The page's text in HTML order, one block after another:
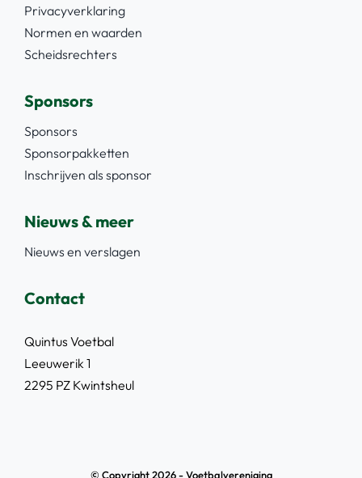
Privacyverklaring
Normen en waarden
Scheidsrechters
Sponsors
Sponsors
Sponsorpakketten
Inschrijven als sponsor
Nieuws & meer
Nieuws en verslagen
Contact
Quintus Voetbal
Leeuwerik 1
2295 PZ Kwintsheul
© Copyright 2026 - Voetbalvereniging